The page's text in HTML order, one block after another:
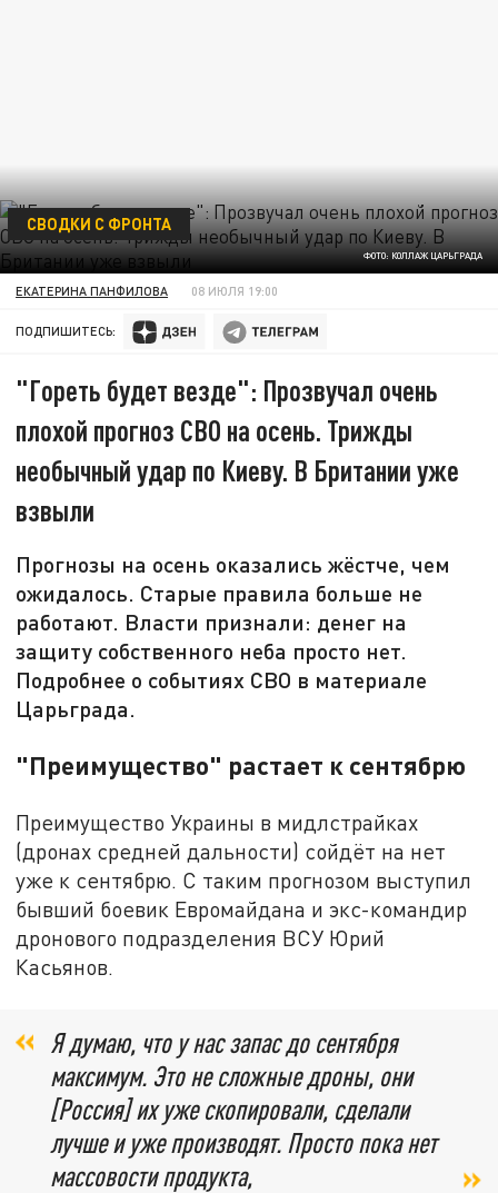
ФОТО: КОЛЛАЖ ЦАРЬГРАДА
СВОДКИ С ФРОНТА
ЕКАТЕРИНА ПАНФИЛОВА 08 ИЮЛЯ 19:00
ПОДПИШИТЕСЬ:
"Гореть будет везде": Прозвучал очень
плохой прогноз СВО на осень. Трижды
необычный удар по Киеву. В Британии уже
взвыли
Прогнозы на осень оказались жёстче, чем
ожидалось. Старые правила больше не
работают. Власти признали: денег на
защиту собственного неба просто нет.
Подробнее о событиях СВО в материале
Царьграда.
"Преимущество" растает к сентябрю
Преимущество Украины в мидлстрайках
(дронах средней дальности) сойдёт на нет
уже к сентябрю. С таким прогнозом выступил
бывший боевик Евромайдана и экс-командир
дронового подразделения ВСУ Юрий
Касьянов.
Я думаю, что у нас запас до сентября
максимум. Это не сложные дроны, они
[Россия] их уже скопировали, сделали
лучше и уже производят. Просто пока нет
массовости продукта,